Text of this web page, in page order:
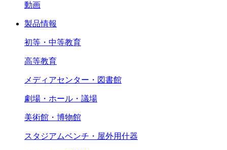
動画
製品情報
初等・中等教育
高等教育
メディアセンター・図書館
劇場・ホール・議場
美術館・博物館
スタジアムベンチ・屋外用什器